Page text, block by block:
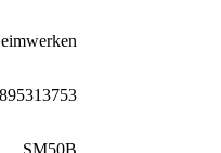
SM50B